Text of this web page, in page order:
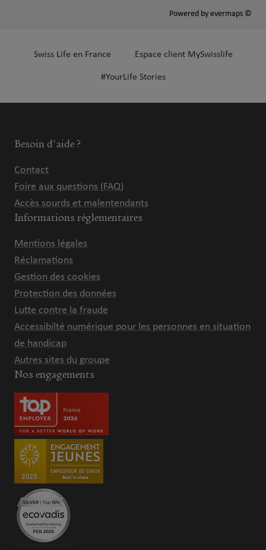
Powered by evermaps ©
Swiss Life en France Espace client MySwisslife
#YourLife Stories
Besoin d'aide ?
Contact
Foire aux questions (FAQ)
Accès sourds et malentendants
Informations réglementaires
Mentions légales
Réclamations
Gestion des cookies
Protection des données
Lutte contre la fraude
Accessibilté numérique pour les personnes en situation
de handicap
Autres sites du groupe
Nos engagements